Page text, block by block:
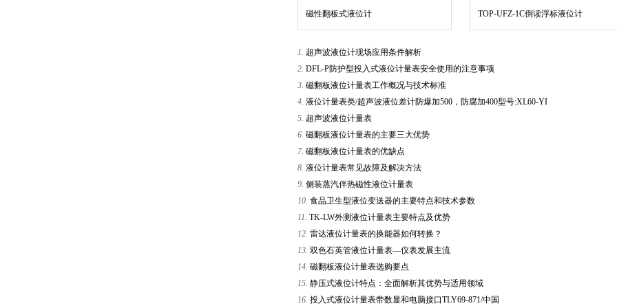
磁性翻板式液位计 TOP-UFZ-1C倒读浮标液位计
1. 超声波液位计现场应用条件解析
2. DFL-P防护型投入式液位计量表安全使用的注意事项
3. 磁翻板液位计量表工作概况与技术标准
4. 液位计量表类/超声波液位差计防爆加500，防腐加400型号:XL60-YI
5. 超声波液位计量表
6. 磁翻板液位计量表的主要三大优势
7. 磁翻板液位计量表的优缺点
8. 液位计量表常见故障及解决方法
9. 侧装蒸汽伴热磁性液位计量表
10. 食品卫生型液位变送器的主要特点和技术参数
11. TK-LW外测液位计量表主要特点及优势
12. 雷达液位计量表的换能器如何转换？
13. 双色石英管液位计量表—仪表发展主流
14. 磁翻板液位计量表选购要点
15. 静压式液位计特点：全面解析其优势与适用领域
16. 投入式液位计量表带数显和电脑接口TLY69-871/中国